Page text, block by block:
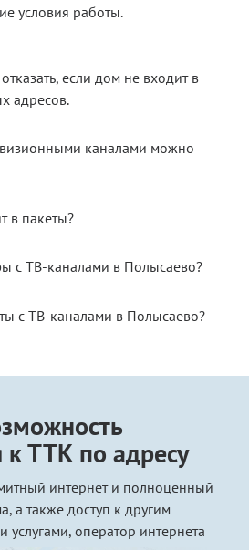
условия работы.
если дом не входит в
адресов.
каналами можно
в пакеты?
с ТВ-каналами в Полысаево?
с ТВ-каналами в Полысаево?
ТТК по адресу
интернет и полноценный
а также доступ к другим
оператор интернета